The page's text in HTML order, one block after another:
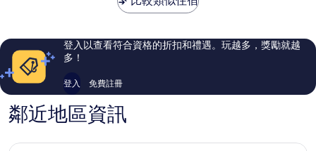
店
上
中
城
區
評
論
飯
店
評
論
登入以查看符合資格的折扣和禮遇。玩越多，獎勵就越
多！
登入 免費註冊
鄰近地區資訊